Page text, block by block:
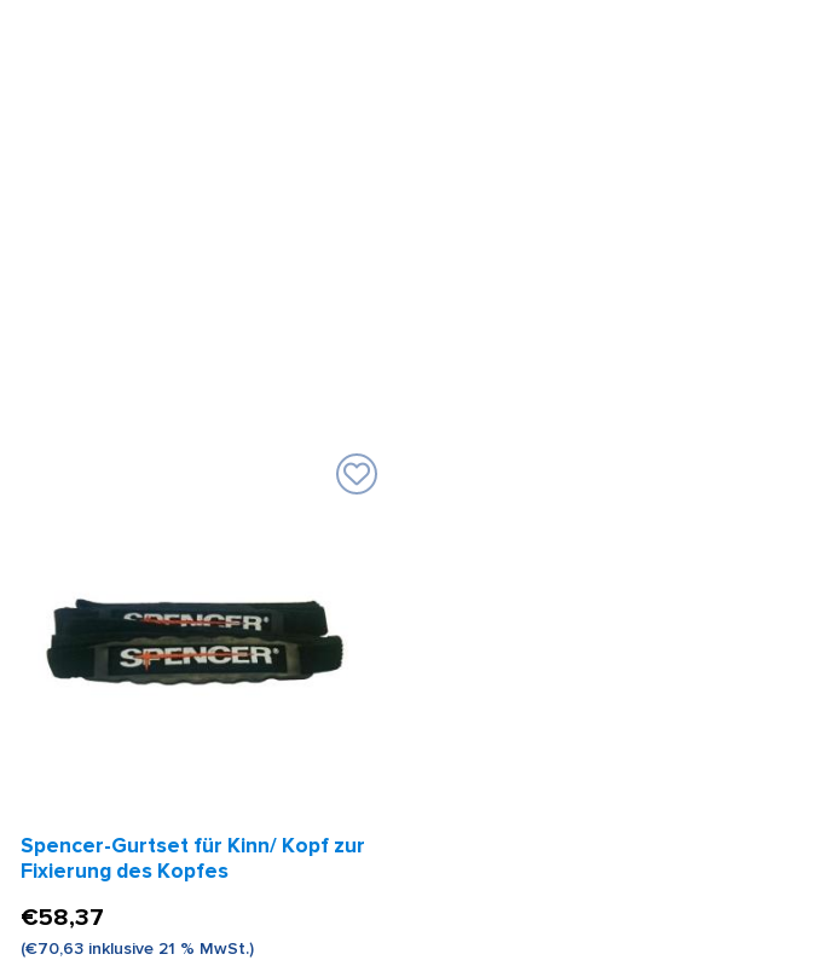
Spencer-Gurtset für Kinn/ Kopf zur
Fixierung des Kopfes
€58,37
(€70,63 inklusive 21 % MwSt.)